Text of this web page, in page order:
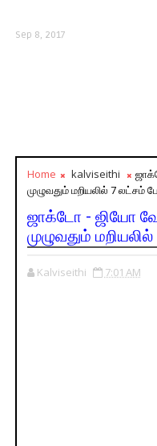
Sep 8, 2017
Home kalviseithi
முழுவதும் மறியலில் 7 லட்சம்
ஜாக்டோ - ஜியோ
முழுவதும்
Kalviseithi 7:01 AM